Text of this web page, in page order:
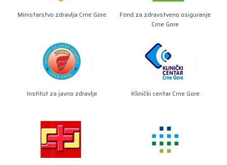
Ministarstvo zdravlja Crne Gore
Fond za zdravstveno osiguranje
Crne Gore
Institut za javno zdravlje Klinički centar Crne Gore